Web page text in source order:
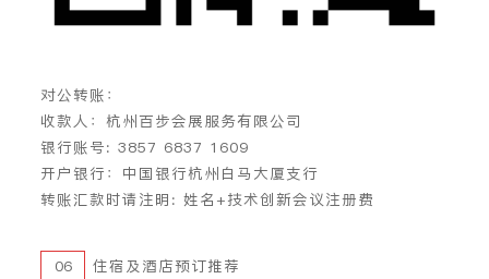
对公转账：
收款人：杭州百步会展服务有限公司
银行账号: 3857 6837 1609
开户银行：中国银行杭州白马大厦支行
转账汇款时请注明: 姓名+技术创新会议注册费
06 住宿及酒店预订推荐